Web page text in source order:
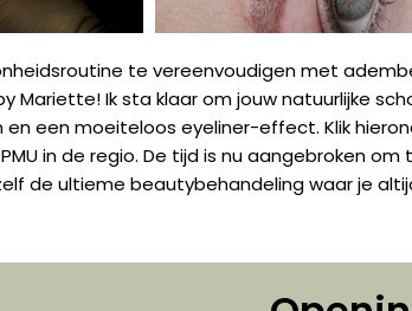
te vereenvoudigen met
Mariette! Ik sta klaar om jouw natuurlijke
een moeiteloos eyeliner-effect. Klik
in de regio. De tijd is nu aangebroken
de ultieme beautybehandeling waar je